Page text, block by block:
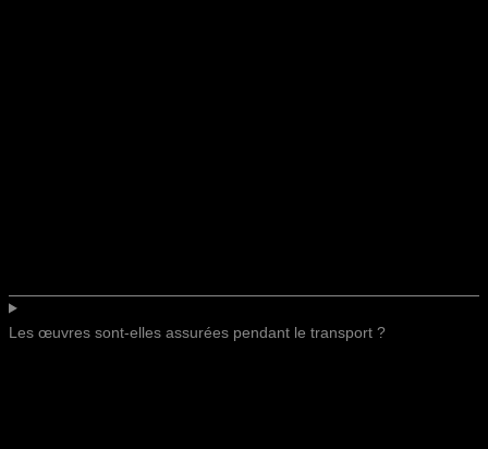
Les œuvres sont-elles assurées pendant le transport ?